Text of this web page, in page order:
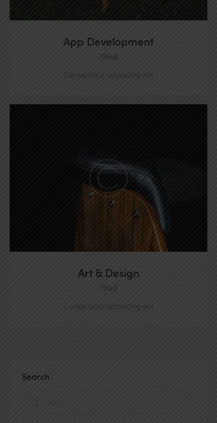
App Development
Third
Consectetur adipiscing elit
Art & Design
Third
Consectetur adipiscing elit
Search